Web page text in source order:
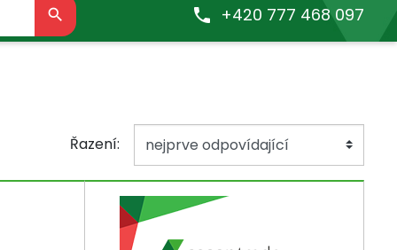
EKO
GREENCUBE – REVITALIZACE
ODSTOUPENÍ OD SMLOUVY
  +420 777 468 097
Řazení: